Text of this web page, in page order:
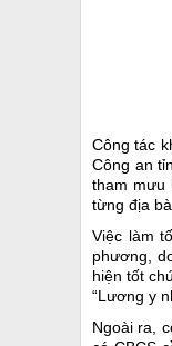
Công tác
Công an
tham mưu
từng địa
Việc làm
phương,
hiện tốt
“Lương y
Ngoài ra,